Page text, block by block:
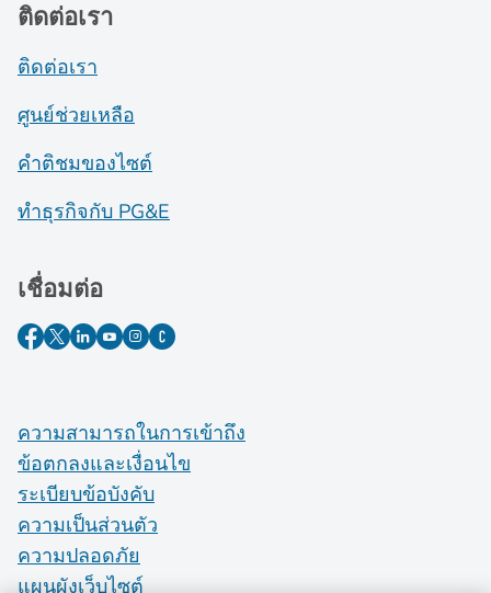
ติดต่อเรา
ติดต่อเรา
ศูนย์ช่วยเหลือ
คำติชมของไซต์
ทำธุรกิจกับ PG&E
เชื่อมต่อ
ความสามารถในการเข้าถึง
ข้อตกลงและเงื่อนไข
ระเบียบข้อบังคับ
ความเป็นส่วนตัว
ความปลอดภัย
แผนผังเว็บไซต์